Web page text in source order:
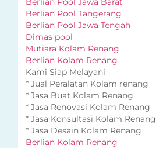
Berlian Pool Tangerang
Berlian Pool Jawa Tengah
Dimas pool
Mutiara Kolam Renang
Berlian Kolam Renang
Kami Siap Melayani
* Jual Peralatan Kolam renang
* Jasa Buat Kolam Renang
* Jasa Renovasi Kolam Renang
* Jasa Konsultasi Kolam Renang
* Jasa Desain Kolam Renang
Berlian Kolam Renang